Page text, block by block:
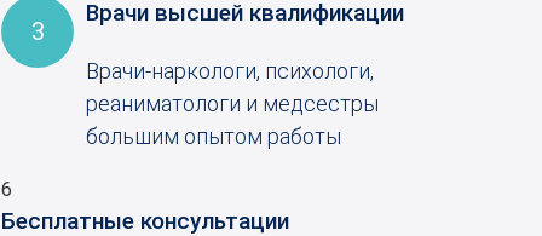
3
Врачи высшей квалификации
Врачи-наркологи, психологи,
реаниматологи и медсестры
большим опытом работы
6
Бесплатные консультации